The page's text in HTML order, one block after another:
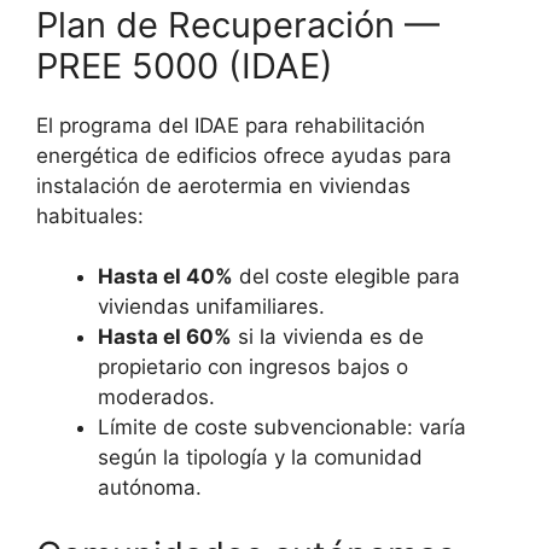
Plan de Recuperación —
PREE 5000 (IDAE)
El programa del IDAE para rehabilitación
energética de edificios ofrece ayudas para
instalación de aerotermia en viviendas
habituales:
Hasta el 40% del coste elegible para
viviendas unifamiliares.
Hasta el 60% si la vivienda es de
propietario con ingresos bajos o
moderados.
Límite de coste subvencionable: varía
según la tipología y la comunidad
autónoma.